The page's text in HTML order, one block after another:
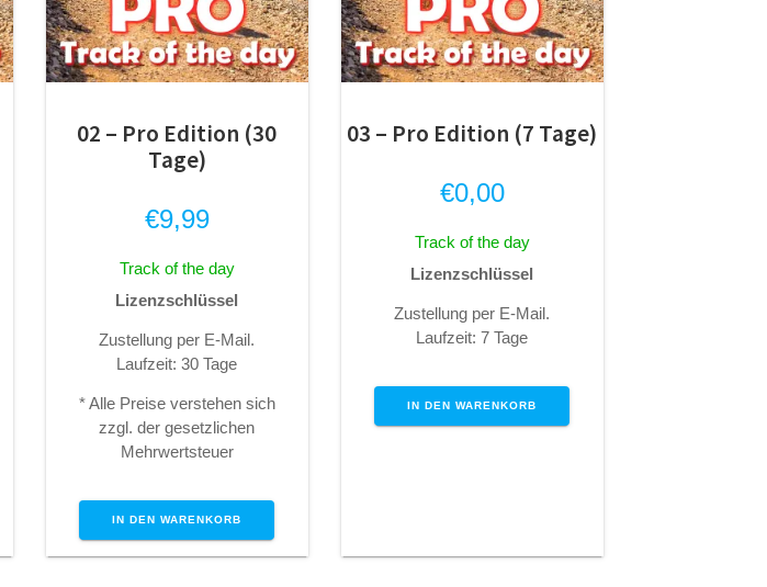
02 – Pro Edition (30
Tage)
€9,99
Track of the day
Lizenzschlüssel
Zustellung per E-Mail.
Laufzeit: 30 Tage
* Alle Preise verstehen sich
zzgl. der gesetzlichen
Mehrwertsteuer
IN DEN WARENKORB
03 – Pro Edition (7 Tage)
€0,00
Track of the day
Lizenzschlüssel
Zustellung per E-Mail.
Laufzeit: 7 Tage
IN DEN WARENKORB